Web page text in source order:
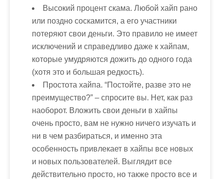
Высокий процент скама. Любой хайп рано
или поздно соскамится, а его участники
потеряют свои деньги. Это правило не имеет
исключений и справедливо даже к хайпам,
которые умудряются дожить до одного года
(хотя это и большая редкость).
Простота хайпа. “Постойте, разве это не
преимущество?” – спросите вы. Нет, как раз
наоборот. Вложить свои деньги в хайпы
очень просто, вам не нужно ничего изучать и
ни в чем разбираться, и именно эта
особенность привлекает в хайпы все новых
и новых пользователей. Выглядит все
действительно просто, но также просто все и